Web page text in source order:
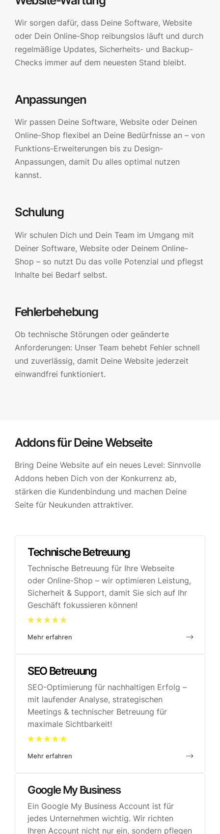
Wir sorgen dafür, dass Deine Software, Website
oder Dein Online-Shop reibungslos läuft und durch
regelmäßige Updates, Sicherheits- und Backup-
Checks immer auf dem neuesten Stand bleibt.
Anpassungen
Wir passen Deine Software, Website oder Deinen
Online-Shop flexibel an Deine Bedürfnisse an – von
Funktions-Erweiterungen bis zu Design-
Anpassungen, damit Du alles optimal nutzen
kannst.
Schulung
Wir schulen Dich und Dein Team im Umgang mit
Deiner Software, Website oder Deinem Online-
Shop – so nutzt Du das volle Potenzial und pflegst
Inhalte bei Bedarf selbst.
Fehlerbehebung
Ob technische Störungen oder geänderte
Anforderungen: Unser Team behebt Fehler schnell
und zuverlässig, damit Deine Website jederzeit
einwandfrei funktioniert.
Addons für Deine Webseite
Bring Deine Website auf ein neues Level: Sinnvolle
Addons heben Dich von der Konkurrenz ab,
stärken die Kundenbindung und machen Deine
Seite für Neukunden attraktiver.
Technische Betreuung
|Technische Betreuung für Ihre Webseite
oder Online-Shop – wir optimieren Leistung,
Sicherheit & Support, damit Sie sich auf Ihr
Geschäft fokussieren können!
Mehr erfahren
SEO Betreuung
|SEO-Optimierung für nachhaltigen Erfolg –
mit laufender Analyse, strategischen
Meetings & technischer Betreuung für
maximale Sichtbarkeit!
Mehr erfahren
Google My Business
|Ein Google My Business Account ist für
jedes Unternehmen wichtig. Wir richten
Ihren Account nicht nur ein, sondern pflegen